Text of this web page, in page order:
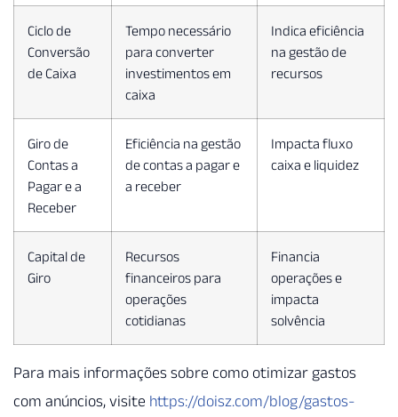
Ciclo de
Conversão
de Caixa
Tempo necessário
para converter
investimentos em
caixa
Indica eficiência
na gestão de
recursos
Giro de
Contas a
Pagar e a
Receber
Eficiência na gestão
de contas a pagar e
a receber
Impacta fluxo
caixa e liquidez
Capital de
Giro
Recursos
financeiros para
operações
cotidianas
Financia
operações e
impacta
solvência
Para mais informações sobre como otimizar gastos
com anúncios, visite https://doisz.com/blog/gastos-